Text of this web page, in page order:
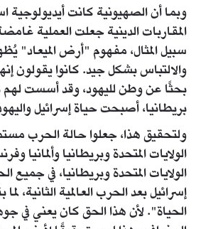
وبما أن الصهيونية كانت أيديولوجية
المقاربات الدينية جعلت العملية
سبيل المثال، مفهوم "أرض الميعاد"
والالتباس بشكل جيد. كانوا يقولون
بحثًا عن وطن لليهود، وقد أسست لهم
بريطانيا، أصبحت حياة إسرائيل
ولتحقيق هذا، جعلوا حالة الحرب
الولايات المتحدة وبريطانيا وألمانيا
الولايات المتحدة وبريطانيا، في
إسرائيل بعد الحرب العالمية الثانية،
الحياة". لأن هذا الحق كان يعني في